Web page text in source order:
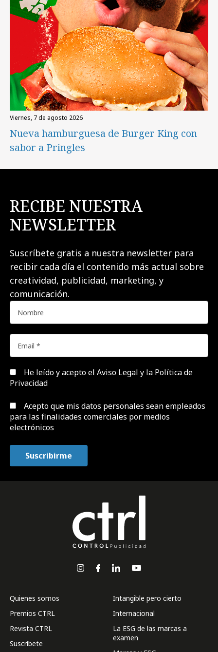
viernes, 7 de agosto 2026
Nueva hamburguesa de Burger King con
sabor a Pringles
RECIBE NUESTRA
NEWSLETTER
Suscríbete gratis a nuestra newsletter para
recibir cada día el contenido más actual sobre
creatividad, publicidad, marketing, y
comunicación.
He leído y acepto el Aviso Legal y la Política de
Privacidad
Acepto que mis datos personales sean empleados
para las finalidades comerciales por medios
electrónicos
Quienes somos
Premios CTRL
Revista CTRL
Suscríbete
Intangible pero cierto
Internacional
La ESG de las marcas a
examen